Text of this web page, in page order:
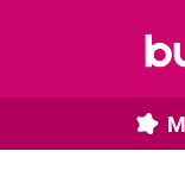
Diziler
GÜNDEM
Trafik